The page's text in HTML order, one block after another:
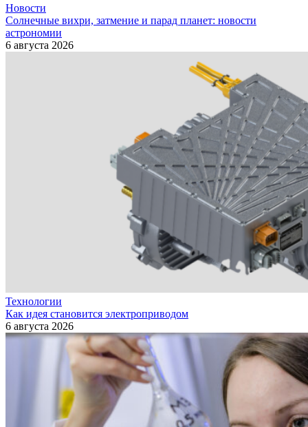
Новости
Солнечные вихри, затмение и парад планет: новости
астрономии
6 августа 2026
Технологии
Как идея становится электроприводом
6 августа 2026